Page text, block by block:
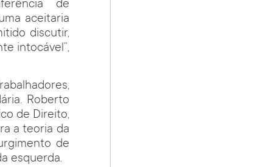
de
aceitaria
discutir,
intocável”,
Roberto
de Direito,
a teoria da
de
esquerda.